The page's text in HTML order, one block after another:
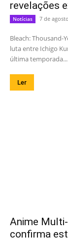
revelações
Notícias 7 de
Bleach: Thousand-
luta entre Ichigo
última temporada...
Ler
Anime
confirma